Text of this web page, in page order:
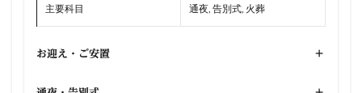
主要科目 通夜, 告別式, 火葬
お迎え・ご安置 +